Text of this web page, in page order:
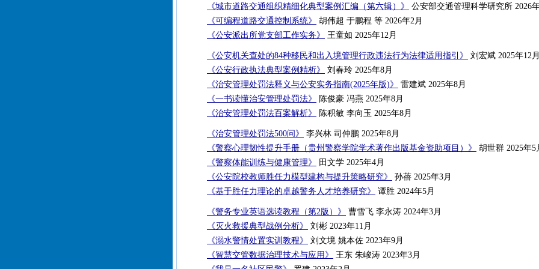
《城市道路交通组织精细化典型案例汇编（第六辑）》
公安部交通管理科学研究所 2026
《可编程道路交通控制系统》
胡伟超 于鹏程 等 2026年2月
《公安派出所党支部工作实务》
王童如 2025年12月
《公安机关查处的84种移民和出入境管理行政违法行为法律适用指引》
刘宏斌 2025年12月
《公安行政执法典型案例精析》
刘春玲 2025年8月
《治安管理处罚法释义与公安实务指南(2025年版)》
雷建斌 2025年8月
《一书读懂治安管理处罚法》
陈俊豪 冯燕 2025年8月
《治安管理处罚法百案解析》
陈积敏 李向玉 2025年8月
《治安管理处罚法500问》
李兴林 司仲鹏 2025年8月
《警察心理韧性提升手册（贵州警察学院学术著作出版基金资助项目）》
胡世群 2025年5
《警察体能训练与健康管理》
田文学 2025年4月
《公安院校教师胜任力模型建构与提升策略研究》
孙蓓 2025年3月
《基于胜任力理论的卓越警务人才培养研究》
谭胜 2024年5月
《警务专业英语选读教程（第2版）》
曹雪飞 李永涛 2024年3月
《灭火救援典型战例分析》
刘彬 2023年11月
《溺水警情处置实训教程》
刘文境 姚本佐 2023年9月
《智慧交管数据治理技术与应用》
王东 朱峻涛 2023年3月